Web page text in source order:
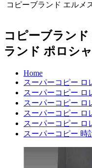
コピーブランド エルメ
コピーブラン
ランド ポロシ
Home
スーパーコピー ロ
スーパーコピー ロ
スーパーコピー ロ
スーパーコピー ロ
スーパーコピー ロ
スーパーコピー 時